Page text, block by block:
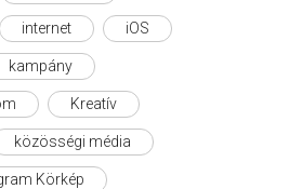
internet iOS
kampány
Kreatív
közösségi média
Körkép